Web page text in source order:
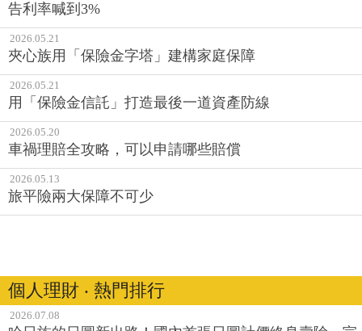
告利率喊到3%
2026.05.21
夾心族用「保險金字塔」建構家庭保障
2026.05.21
用「保險金信託」打造最後一道資產防線
2026.05.20
車禍理賠全攻略，可以申請哪些賠償
2026.05.13
旅平險兩大保障不可少
個人理財 ‧ 熱門排行
2026.07.08